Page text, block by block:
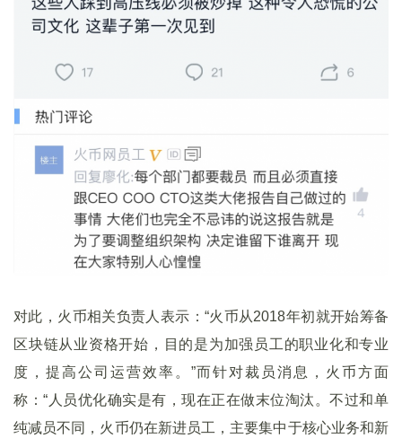
对此，火币相关负责人表示：“火币从2018年初就开始筹备
区块链从业资格开始，目的是为加强员工的职业化和专业
度，提高公司运营效率。”而针对裁员消息，火币方面
称：“人员优化确实是有，现在正在做末位淘汰。不过和单
纯减员不同，火币仍在新进员工，主要集中于核心业务和新